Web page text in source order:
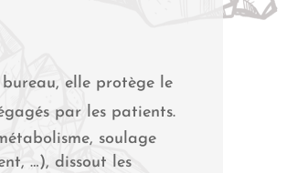
elle protège le
par les patients.
soulage
…), dissout les